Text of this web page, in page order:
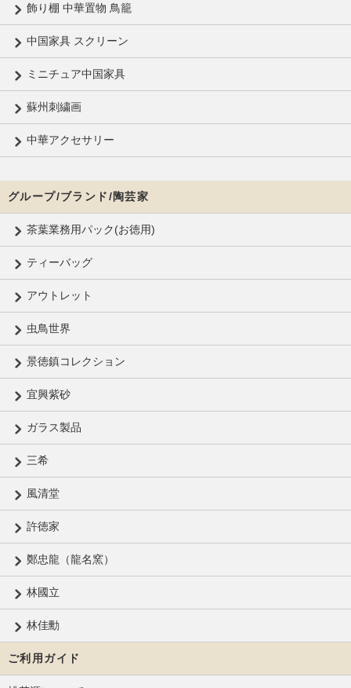
飾り棚 中華置物 鳥籠
中国家具 スクリーン
ミニチュア中国家具
蘇州刺繍画
中華アクセサリー
グループ/ブランド/陶芸家
茶葉業務用パック(お徳用)
ティーバッグ
アウトレット
虫鳥世界
景徳鎮コレクション
宜興紫砂
ガラス製品
三希
風清堂
許徳家
鄭忠龍（龍名窯）
林國立
林佳勳
ご利用ガイド